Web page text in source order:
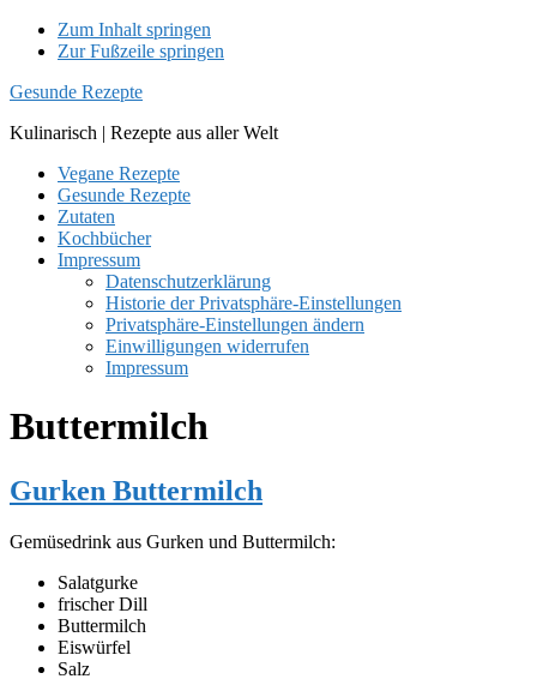
Zum Inhalt springen
Zur Fußzeile springen
Gesunde Rezepte
Kulinarisch | Rezepte aus aller Welt
Vegane Rezepte
Gesunde Rezepte
Zutaten
Kochbücher
Impressum
Datenschutzerklärung
Historie der Privatsphäre-Einstellungen
Privatsphäre-Einstellungen ändern
Einwilligungen widerrufen
Impressum
Buttermilch
Gurken Buttermilch
Gemüsedrink aus Gurken und Buttermilch:
Salatgurke
frischer Dill
Buttermilch
Eiswürfel
Salz